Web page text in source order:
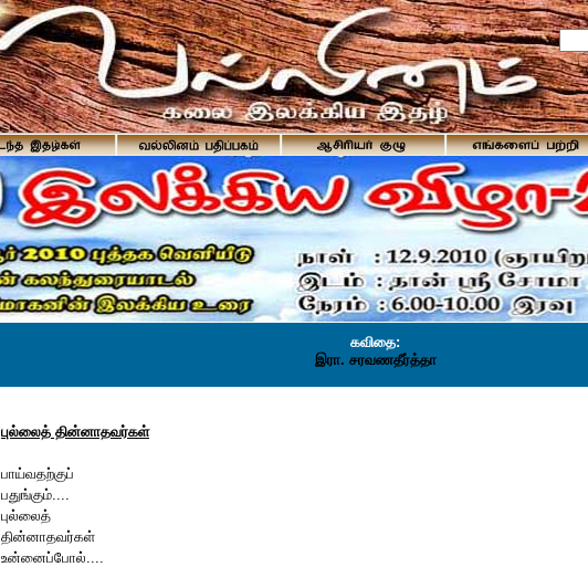
கவிதை:
இரா. சரவணதீர்த்தா
புல்லைத் தின்னாதவர்கள்
பாய்வதற்குப்
பதுங்கும்....
புல்லைத்
தின்னாதவர்கள்
உன்னைப்போல்....